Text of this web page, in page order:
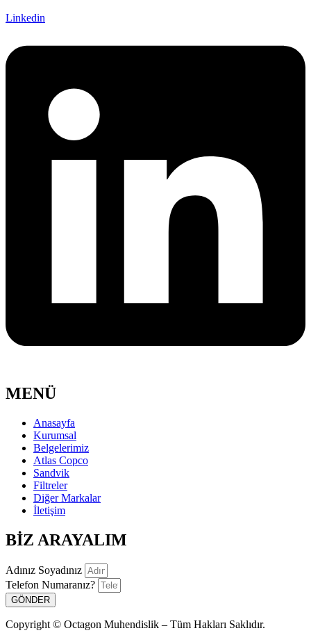
Linkedin
MENÜ
Anasayfa
Kurumsal
Belgelerimiz
Atlas Copco
Sandvik
Filtreler
Diğer Markalar
İletişim
BİZ ARAYALIM
Adınız Soyadınız
Telefon Numaranız?
GÖNDER
Copyright © Octagon Muhendislik – Tüm Hakları Saklıdır.